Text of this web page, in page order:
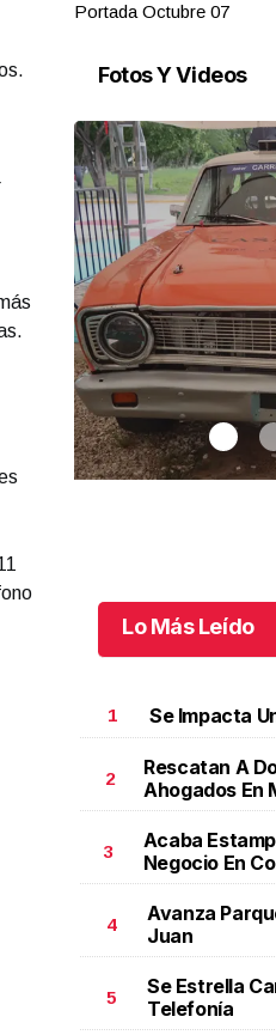
Portada Octubre 07
Fotos Y Videos
Autos clásicos invaden
clásicos invaden
Octubre 07 l
Lo Más Leído
1 Se Impacta
2
Rescatan A
Ahogados En
3
Acaba
Negocio En
4
Avanza
Juan
5
Se Estrella
Telefonía